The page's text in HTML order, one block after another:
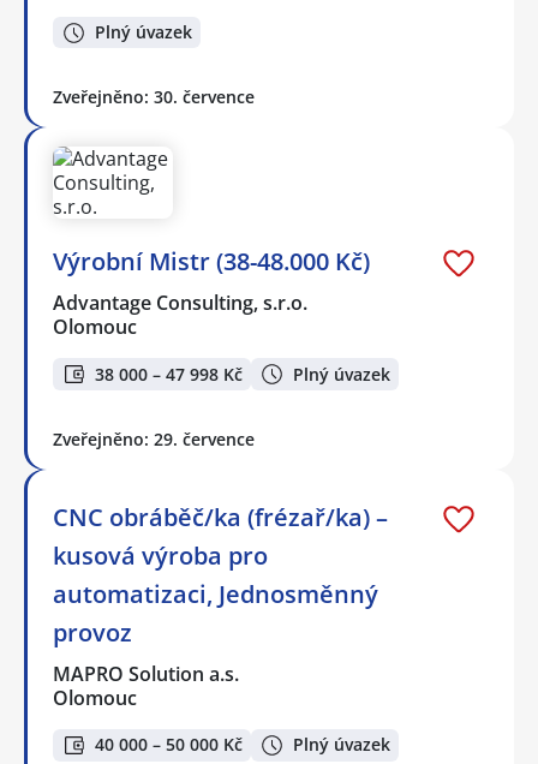
Plný úvazek
Zveřejněno: 30. července
Výrobní Mistr (38-48.000 Kč)
Advantage Consulting, s.r.o.
Olomouc
38 000 – 47 998 Kč Plný úvazek
Zveřejněno: 29. července
CNC obráběč/ka (frézař/ka) –
kusová výroba pro
automatizaci, Jednosměnný
provoz
MAPRO Solution a.s.
Olomouc
40 000 – 50 000 Kč Plný úvazek